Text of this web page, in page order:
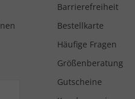
Barrierefreiheit
Bestellkarte
Häufige Fragen
Größenberatung
Gutscheine